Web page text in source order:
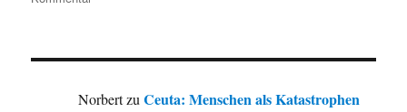
Alan
Owl“
NorbertzuCeuta: Menschen als Katastrophen